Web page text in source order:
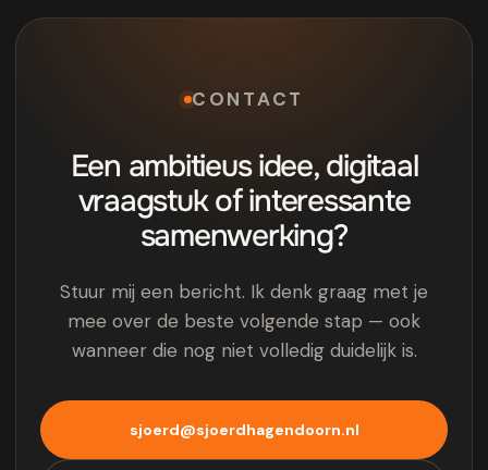
CONTACT
Een ambitieus idee, digitaal
vraagstuk of interessante
samenwerking?
Stuur mij een bericht. Ik denk graag met je
mee over de beste volgende stap — ook
wanneer die nog niet volledig duidelijk is.
sjoerd@sjoerdhagendoorn.nl